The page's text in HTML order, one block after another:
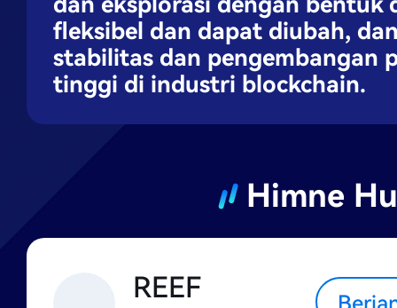
fleksibel dan dapat diubah,
stabilitas dan pengembangan
tinggi di industri blockchain.
Himne
REEF